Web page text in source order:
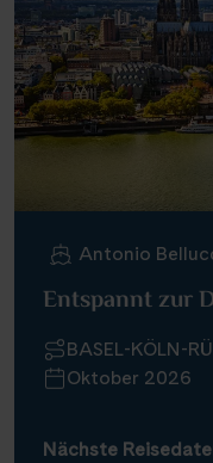
Antonio
Entspannt zur
BASEL-KÖLN-
Oktober 2026
Nächste